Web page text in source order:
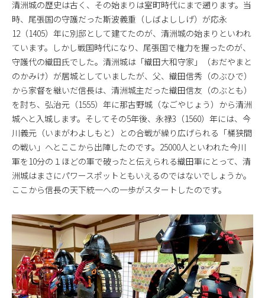
清洲城の歴史は古く、その始まりは室町時代にまで遡ります。当
時、尾張国の守護だった斯波義重（しばよししげ）が応永
12（1405）年に別邸として建てたのが、清洲城の始まりといわれ
ています。しかし戦国時代になり、尾張国で権力を握ったのが、
守護代の織田氏でした。清洲城は「織田大和守家」（おだやまと
のかみけ）が居城としていましたが、父、織田信秀（のぶひで）
から家督を継いだ信長は、清洲城主だった織田信友（のぶとも）
を討ち、弘治元（1555）年に那古野城（なごやじょう）から清洲
城へと入城します。そしてその5年後、永禄3（1560）年には、今
川義元（いまがわよしもと）との合戦が繰り広げられる「桶狭間
の戦い」へとここから出陣したのです。25000人といわれた今川
軍を10分の１ほどの軍で破ったと伝えられる織田軍にとって、清
洲城はまさにパワースポットともいえるのではないでしょうか。
ここから信長の天下統一への一歩がスタートしたのです。